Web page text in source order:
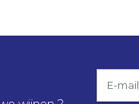
E-mail